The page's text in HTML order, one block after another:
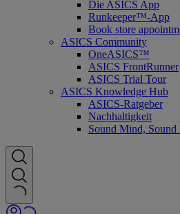
Die ASICS App
Runkeeper™-App
Book store
ASICS Community
OneASICS™
ASICS FrontRunner
ASICS Trial Tour
ASICS Knowledge Hub
ASICS-Ratgeber
Nachhaltigkeit
Sound Mind, Sound